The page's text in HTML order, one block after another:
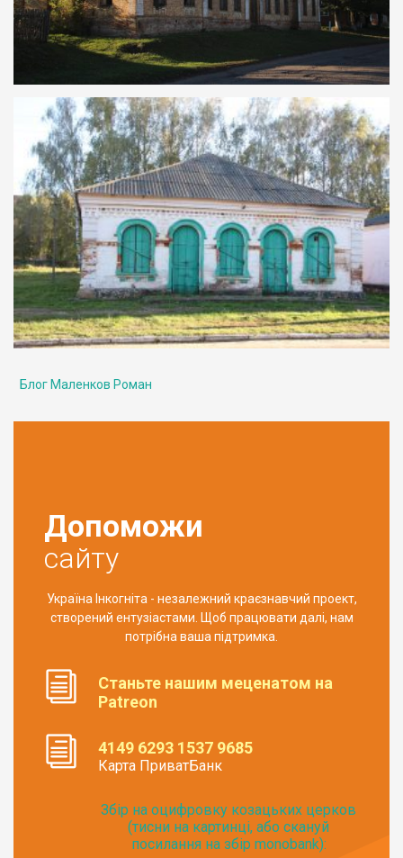
Блог Маленков Роман
Допоможи
сайту
Україна Інкогніта - незалежний краєзнавчий проект,
створений ентузіастами. Щоб працювати далі, нам
потрібна ваша підтримка.
Станьте нашим меценатом на
Patreon
4149 6293 1537 9685
Карта ПриватБанк
Збір на оцифровку козацьких церков
(тисни на картинці, або скануй
посилання на збір monobank):